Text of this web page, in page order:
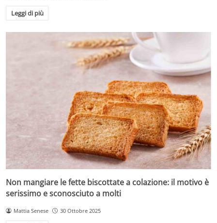
Leggi di più
Non mangiare le fette biscottate a colazione: il motivo è
serissimo e sconosciuto a molti
Mattia Senese 30 Ottobre 2025